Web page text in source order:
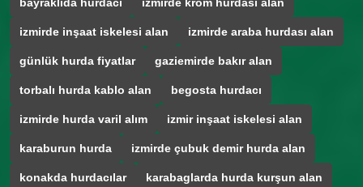
izmirde inşaat iskelesi alan izmirde araba hurdası alan
günlük hurda fiyatlar gaziemirde bakır alan
torbalı hurda kablo alan begosta hurdacı
izmirde hurda varil alım izmir inşaat iskelesi alan
karaburun hurda izmirde çubuk demir hurda alan
konakda hurdacılar karabaglarda hurda kurşun alan